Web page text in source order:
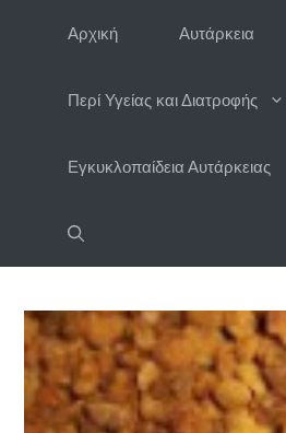
Αρχική Αυτάρκεια
Περί Υγείας και Διατροφής
Εγκυκλοπαίδεια Αυτάρκειας